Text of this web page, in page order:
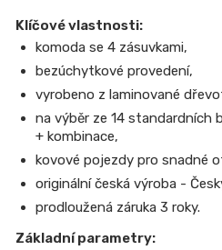
Klíčové vlastnosti:
komoda se 4 zásuvkami,
bezúchytkové provedení,
vyrobeno z laminované
na výběr ze 14 standardních
+ kombinace,
kovové pojezdy pro snadné
originální česká výroba -
prodloužená záruka 3 roky.
Základní parametry: